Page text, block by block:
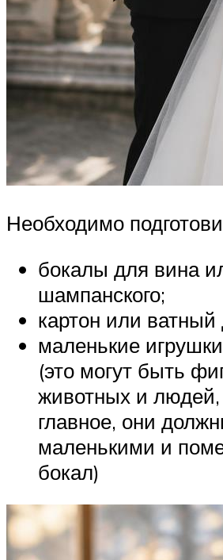
Необходимо
бокалы для вина
шампанского;
картон или ватный
маленькие
(это могут быть
животных и людей,
главное, они
маленькими и
бокал)